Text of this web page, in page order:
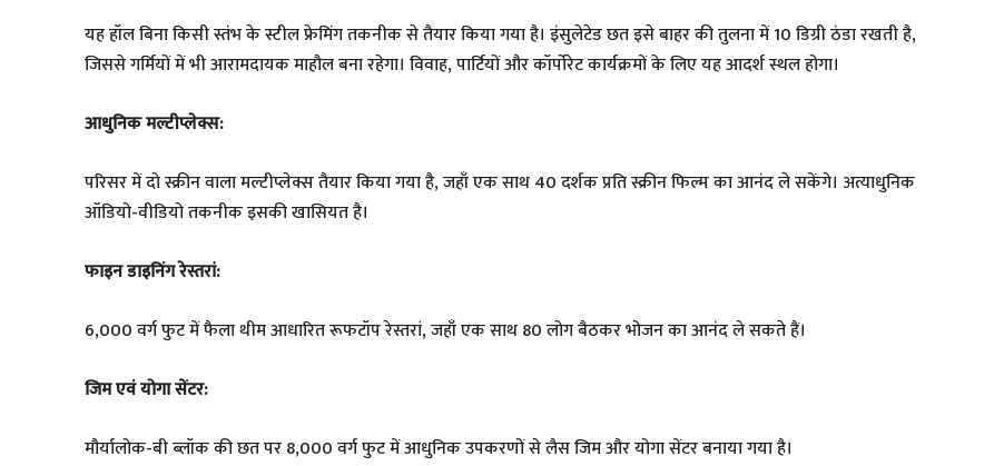
यह हॉल बिना किसी स्तंभ के स्टील फ्रेमिंग तकनीक से तैयार किया गया है। इंसुलेटेड छत इसे बाहर की तुलना में 10 डिग्री ठंडा रखती है,
जिससे गर्मियों में भी आरामदायक माहौल बना रहेगा। विवाह, पार्टियों और कॉर्पोरेट कार्यक्रमों के लिए यह आदर्श स्थल होगा।
आधुनिक मल्टीप्लेक्स:
परिसर में दो स्क्रीन वाला मल्टीप्लेक्स तैयार किया गया है, जहाँ एक साथ 40 दर्शक प्रति स्क्रीन फिल्म का आनंद ले सकेंगे। अत्याधुनिक
ऑडियो-वीडियो तकनीक इसकी खासियत है।
फाइन डाइनिंग रेस्तरां:
6,000 वर्ग फुट में फैला थीम आधारित रूफटॉप रेस्तरां, जहाँ एक साथ 80 लोग बैठकर भोजन का आनंद ले सकते हैं।
जिम एवं योगा सेंटर:
मौर्यालोक-बी ब्लॉक की छत पर 8,000 वर्ग फुट में आधुनिक उपकरणों से लैस जिम और योगा सेंटर बनाया गया है।